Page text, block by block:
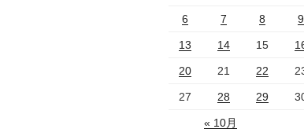
6 7 8 9
13 14 15
20 21 22
27 28 29
« 10月